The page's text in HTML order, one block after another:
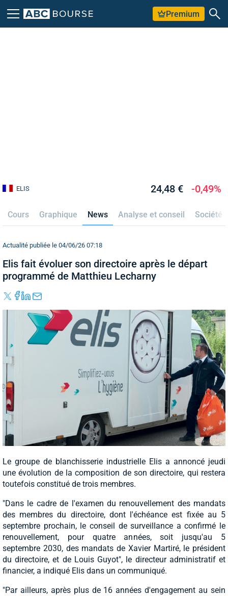
Premium
ELIS 24,48 € -0,49%
Cours Graphique News Analyse et conseil Société
Actualité publiée le 04/06/26 07:18
Elis fait évoluer son directoire après le départ
programmé de Matthieu Lecharny
Le groupe de blanchisserie industrielle Elis a annoncé jeudi
une évolution de la composition de son directoire, qui restera
toutefois constitué de trois membres.
"Dans le cadre de l'examen du renouvellement des mandats
des membres du directoire, dont l'échéance est fixée au 5
septembre prochain, le conseil de surveillance a confirmé le
renouvellement, pour quatre années, soit jusqu'au 5
septembre 2030, des mandats de Xavier Martiré, le président
du directoire, et de Louis Guyot", le directeur administratif et
financier, a indiqué Elis dans un communiqué.
"Par ailleurs, après plus de 16 années d'engagement au sein